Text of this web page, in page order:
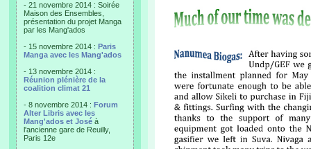
- 21 novembre 2014 : Soirée
Maison des Ensembles,
présentation du projet Manga
par les Mang'ados
- 15 novembre 2014 : Paris
Manga avec les Mang'ados
- 13 novembre 2014 :
Réunion plénière de la
coalition climat 21
- 8 novembre 2014 : Forum
Alter Libris avec les
Mang'ados et José à
l'ancienne gare de Reuilly,
Paris 12e